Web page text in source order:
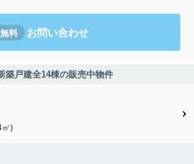
無料 お問い合わせ
戸建全14棟の販売中物件
㎡)